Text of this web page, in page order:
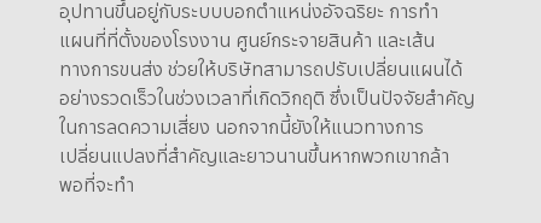
อุปทานขึ้นอยู่กับระบบบอกตำแหน่งอัจฉริยะ การทำ
แผนที่ที่ตั้งของโรงงาน ศูนย์กระจายสินค้า และเส้น
ทางการขนส่ง ช่วยให้บริษัทสามารถปรับเปลี่ยนแผนได้
อย่างรวดเร็วในช่วงเวลาที่เกิดวิกฤติ ซึ่งเป็นปัจจัยสำคัญ
ในการลดความเสี่ยง นอกจากนี้ยังให้แนวทางการ
เปลี่ยนแปลงที่สำคัญและยาวนานขึ้นหากพวกเขากล้า
พอที่จะทำ